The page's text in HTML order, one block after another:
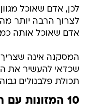
לכן, אדם שאוכל
לצרוך הרבה יותר
אדם שאוכל אותה
המסקנה אינה שצריך
שכדאי להעשיר את
תכולת פלבנולים
10 המזונות עם הכי הרבה פלבנולים